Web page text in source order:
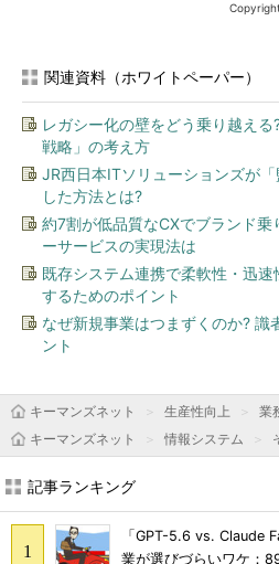
関連資料（ホワイトペーパー）
レガシー化の壁をどう乗り越え
戦略」の考え方
JR西日本ITソリューションズが
した方法とは?
約7割が低品質なCXでブランド
ーサービスの実現法は
既存システム連携で柔軟性・迅
するためのポイント
なぜ新規事業はつまずくのか? 識
ント
キーマンズネット 生産性向上 業
キーマンズネット
情報システム
記事ランキング
「GPT-5.6 vs. Claude
業が選びづらいワケ：